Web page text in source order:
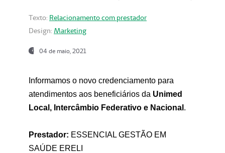
Texto: Relacionamento com prestador
Design: Marketing
04 de maio, 2021
Informamos o novo credenciamento para
atendimentos aos beneficiários da Unimed
Local, Intercâmbio Federativo e Nacional .
Prestador: ESSENCIAL GESTÃO EM
SAÚDE ERELI